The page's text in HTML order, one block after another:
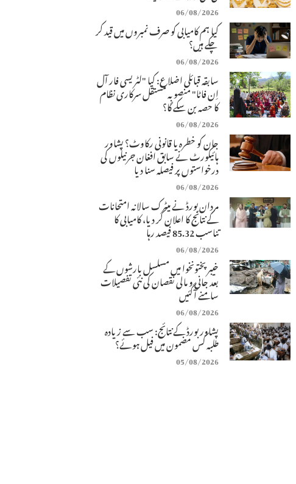
06/08/2026
کیا ہم کامیابی کو صرف نمبروں میں قید کر
چکے ہیں؟
06/08/2026
سابقہ قبائلی اضلاع: کیا "لٹریسی فار آل
اِن فاٹا" منصوبہ مستقل سرکاری نظام
کا حصہ بن سکے گا؟
06/08/2026
جان کو خطرہ یا قانونی رکاوٹ؟ پشاور
ہائیکورٹ نے سابق افغان جرنیلوں کی
درخواستوں پر فیصلہ سنا دیا
06/08/2026
مردان بورڈ نے میٹرک سالانہ امتحانات
کے نتائج کا اعلان کر دیا، کامیابی کا
تناسب 85.32 فیصد رہا
06/08/2026
خیبرپختونخوا میں مسلسل بارشوں کے
بعد جانی و مالی نقصان کی نئی تفصیلات
سامنے آگئیں
06/08/2026
پشاور بورڈ کے نتائج: سب سے زیادہ
طلبہ کس مضمون میں فیل ہوئے؟
05/08/2026